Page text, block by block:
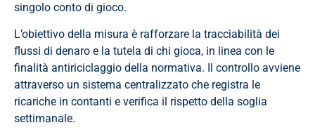
singolo conto di gioco.
L’obiettivo della misura è rafforzare la tracciabilità dei
flussi di denaro e la tutela di chi gioca, in linea con le
finalità antiriciclaggio della normativa. Il controllo avviene
attraverso un sistema centralizzato che registra le
ricariche in contanti e verifica il rispetto della soglia
settimanale.